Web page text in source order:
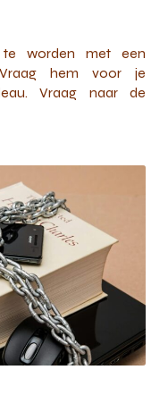
worden met een
hem voor je
Vraag naar de